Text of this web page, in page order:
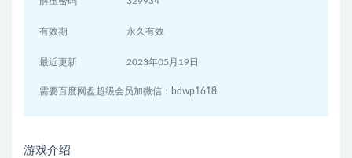
有效期 永久有效
最近更新 2023年05月19日
需要百度网盘超级会员加微信：bdwp1618
游戏介绍